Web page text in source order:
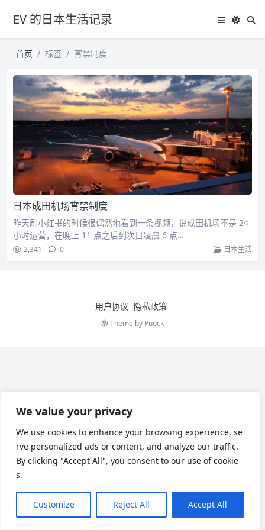
We value your privacy
We use cookies to enhance your browsing experience, se
rve personalized ads or content, and analyze our traffic.
By clicking "Accept All", you consent to our use of cookie
s.
Customize Reject All Accept All
EV 的日本生活记录
首页 标签 宵禁制度
日本成田机场宵禁制度
昨天刷小红书的时候很偶然地看到一条视频，说成田机场不是 24
小时运营，在晚上 11 点之后到次日凌晨 6 点…
2,341 0 日本生活
用户协议 隐私政策
Theme by Puock